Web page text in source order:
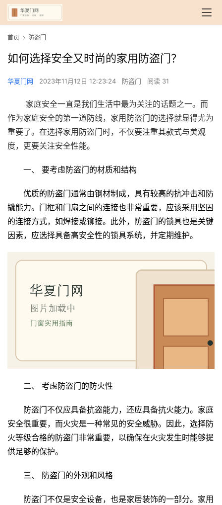
首页 防盗门
如何选择安全又时尚的家用防盗门？
华夏门网 2023年11月12日 12:23:24 防盗门 阅读 31
作为家庭安全的第一道防线，家用防盗门的选择就显得尤为
重要了。在选择家用防盗门时，不仅要注重其款式与美观
度，更要关注安全性能。
一、 要考虑防盗门的材质和结构
优质的防盗门通常由钢材制成，具有较高的抗冲击和防
撬能力。门框和门扇之间的连接也非常重要，应该采用坚固
的连接方式，如焊接或铆接。此外，防盗门的锁具也是关键
因素，应选择具备高安全性的锁具系统，并定期维护。
二、 考虑防盗门的防火性
防盗门不仅应具备抗盗能力，还应具备抗火能力。家庭
安全很重要，而火灾是一种常见的安全威胁。因此，选择防
火等级合格的防盗门非常重要，以确保在火灾发生时能够提
供足够的保护。
三、 防盗门的外观和风格
防盗门不仅是安全设备，也是家居装饰的一部分。家用